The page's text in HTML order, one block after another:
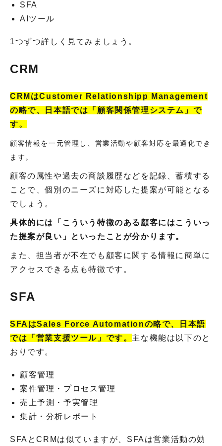
SFA
AIツール
1つずつ詳しく見てみましょう。
CRM
CRMはCustomer Relationshipp Management
の略で、日本語では「顧客関係管理システム」で
す。
顧客情報を一元管理し、営業活動や顧客対応を最適化でき
ます。
顧客の属性や過去の商談履歴などを記録、蓄積する
ことで、個別のニーズに対応した提案が可能となる
でしょう。
具体的には「こういう特徴のある顧客にはこういっ
た提案が良い」といったことが分かります。
また、担当者が不在でも顧客に関する情報に簡単に
アクセスできる点も特徴です。
SFA
SFAはSales Force Automationの略で、日本語
では「営業支援ツール」です。 主な機能は以下のと
おりです。
顧客管理
案件管理・プロセス管理
売上予測・予実管理
集計・分析レポート
SFAとCRMは似ていますが、SFAは営業活動の効